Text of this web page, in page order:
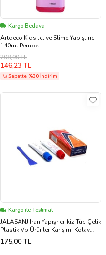
Kargo Bedava
Artdeco Kids Jel ve Slime Yapıştırıcı
140ml Pembe
208,90 TL
146,23 TL
Sepette %30 İndirim
Kargo ile Teslimat
JALASANJ Iran Yapışrıcı Ikiz Tüp Çelik
Plastik Vb Ürünler Karışımı Kolay
Kuvvetli & Dayanıklı
175,00 TL